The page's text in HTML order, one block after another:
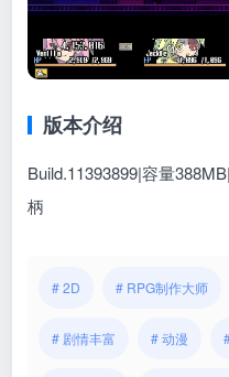
版本介绍
Build.11393899|容量
柄
# 2D # RPG制作大师
# 剧情丰富 # 动漫